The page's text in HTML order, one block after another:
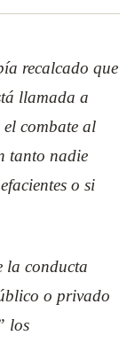
recalcado que
llamada a
combate al
tanto nadie
o si
la conducta
o privado
los